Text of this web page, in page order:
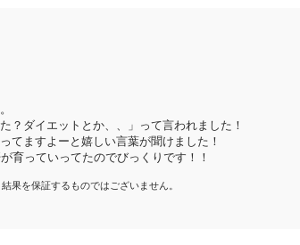
？ダイエットとか、、」って言われました！
てますよーと嬉しい言葉が聞けました！
育っていってたのでびっくりです！！
果を保証するものではございません。